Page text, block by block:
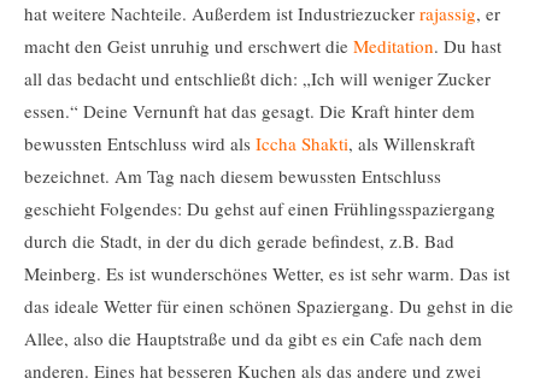
hat weitere Nachteile. Außerdem ist Industriezucker rajassig, er
macht den Geist unruhig und erschwert die Meditation. Du hast
all das bedacht und entschließt dich: „Ich will weniger Zucker
essen.“ Deine Vernunft hat das gesagt. Die Kraft hinter dem
bewussten Entschluss wird als Iccha Shakti, als Willenskraft
bezeichnet. Am Tag nach diesem bewussten Entschluss
geschieht Folgendes: Du gehst auf einen Frühlingsspaziergang
durch die Stadt, in der du dich gerade befindest, z.B. Bad
Meinberg. Es ist wunderschönes Wetter, es ist sehr warm. Das ist
das ideale Wetter für einen schönen Spaziergang. Du gehst in die
Allee, also die Hauptstraße und da gibt es ein Cafe nach dem
anderen. Eines hat besseren Kuchen als das andere und zwei